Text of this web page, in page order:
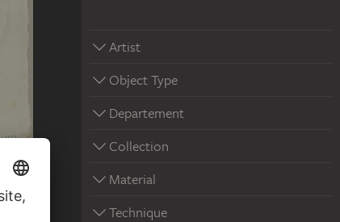
Artist
Object Type
Departement
Collection
Material
Technique